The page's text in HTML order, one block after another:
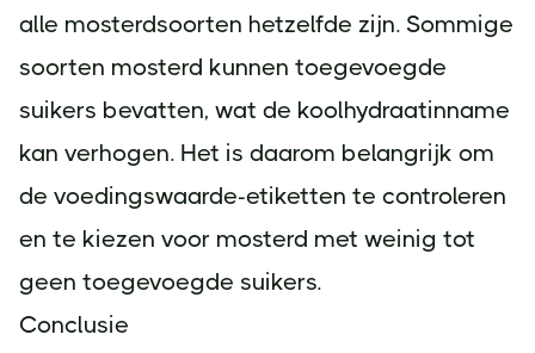
alle mosterdsoorten hetzelfde zijn. Sommige
soorten mosterd kunnen toegevoegde
suikers bevatten, wat de koolhydraatinname
kan verhogen. Het is daarom belangrijk om
de voedingswaarde-etiketten te controleren
en te kiezen voor mosterd met weinig tot
geen toegevoegde suikers.
Conclusie